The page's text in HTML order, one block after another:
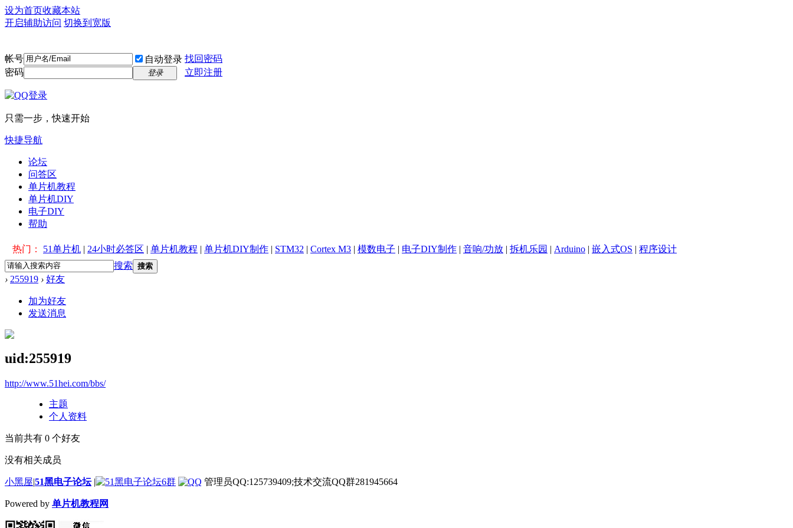
设为首页收藏本站
开启辅助访问 切换到宽版
帐号 自动登录 找回密码
密码
登录 立即注册
只需一步，快速开始
快捷导航
论坛
问答区
单片机教程
单片机DIY
电子DIY
帮助
热门： 51单片机 | 24小时必答区 | 单片机教程 | 单片机DIY制作 | STM32 | Cortex M3 | 模数电子 | 电子DIY制作 | 音响/功放 | 拆机乐园 | Arduino | 嵌入式OS | 程序设计
搜索 搜索
› 255919 › 好友
加为好友
发送消息
uid:255919
http://www.51hei.com/bbs/
主题
个人资料
当前共有 0 个好友
没有相关成员
小黑屋|51黑电子论坛 | 管理员QQ:125739409;技术交流QQ群281945664
Powered by 单片机教程网